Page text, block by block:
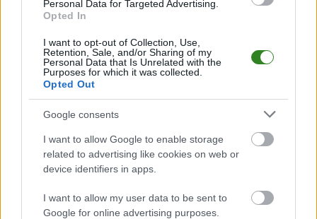
Personal Data for Targeted Advertising.
Opted In
I want to opt-out of Collection, Use,
Retention, Sale, and/or Sharing of my
Personal Data that Is Unrelated with the
Purposes for which it was collected.
Opted Out
Google consents
I want to allow Google to enable storage
related to advertising like cookies on web or
device identifiers in apps.
I want to allow my user data to be sent to
Google for online advertising purposes.
Czarni Lipa - Unia Nowa Sarzynaodbędzie się w ramach 4.
kolejki - Klasa O Stalowa Wola. Spotkanie zostanie rozegrane w dniu 30
Czarni Lipaprzystępuje do tego spotkania w roli gospodarza. Jak
drużyna radzi sobie w sezonie 2025/2026 rozgrywek Stalowa Wola >
Klasa Okręgowa przed własną publicznością? Na tej stronie możecie
zobaczyć tabelę uwzględniającą tylko mecze u siebie. W tabeli biorącej
pod uwagę tylko mecze wyjazdowe możecie natomiast sprawdzić jak
spisuje się klubUnia Nowa Sarzyna
Stalowa Wola > Klasa Okręgowa - sytuacja w tabeli
Przed meczami 4. kolejki - Klasa O Stalowa Wola gospodarze (Czarni Lipa)
zajmują12. miejscew tabeli. Goście (Unia Nowa Sarzyna) plasują się na
Poniżej znajdziesz także ostatnie mecze obu drużyn oraz statystyki
bramkowe.